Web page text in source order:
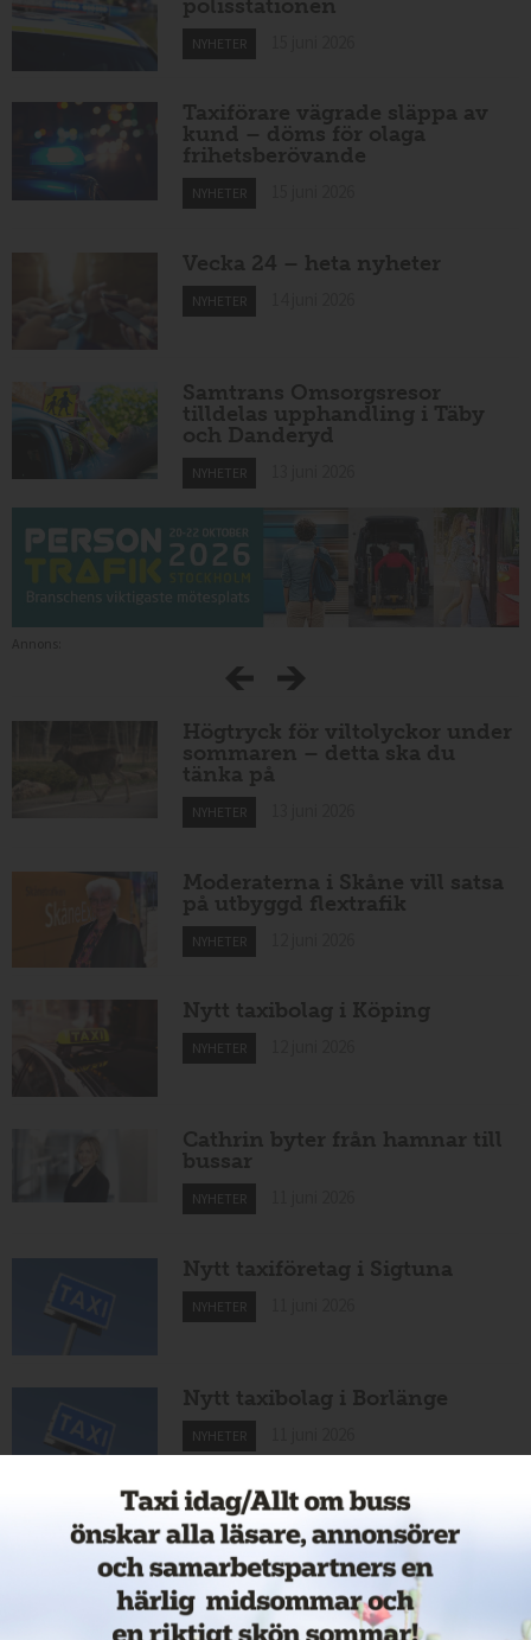
polisstationen
NYHETER
Taxiförare vägrade släppa av
kund – döms för olaga
frihetsberövande
NYHETER
Vecka 24 – heta nyheter
NYHETER
Samtrans Omsorgsresor
tilldelas upphandling i Täby
och Danderyd
NYHETER
Högtryck för viltolyckor under
sommaren – detta ska du
tänka på
NYHETER
Moderaterna i Skåne vill satsa
på utbyggd flextrafik
NYHETER
Nytt taxibolag i Köping
NYHETER
Cathrin byter från hamnar till
bussar
NYHETER
Nytt taxiföretag i Sigtuna
NYHETER
Nytt taxibolag i Borlänge
NYHETER
Taxibommar fick inte avsedd
effekt vid Lund C
NYHETER 10 juni 2026